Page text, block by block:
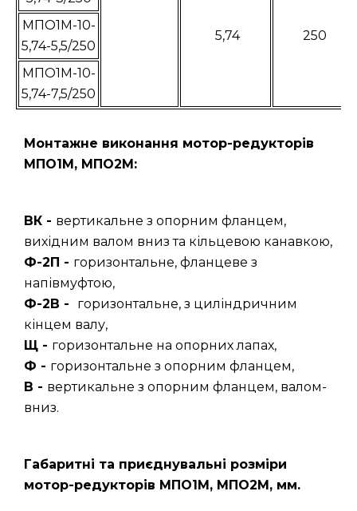
5,74 250
МПО1М-10-
5,74-5,5/250
МПО1М-10-
5,74-7,5/250
Монтажне виконання мотор-редукторів
МПО1М, МПО2М:
ВК - вертикальне з опорним фланцем,
вихідним валом вниз та кільцевою канавкою,
Ф-2П - горизонтальне, фланцеве з
напівмуфтою,
Ф-2В - горизонтальне, з циліндричним
кінцем валу,
Щ - горизонтальне на опорних лапах,
Ф - горизонтальне з опорним фланцем,
В - вертикальне з опорним фланцем, валом-
вниз.
Габаритні та приєднувальні розміри
мотор-редукторів МПО1М, МПО2М, мм.